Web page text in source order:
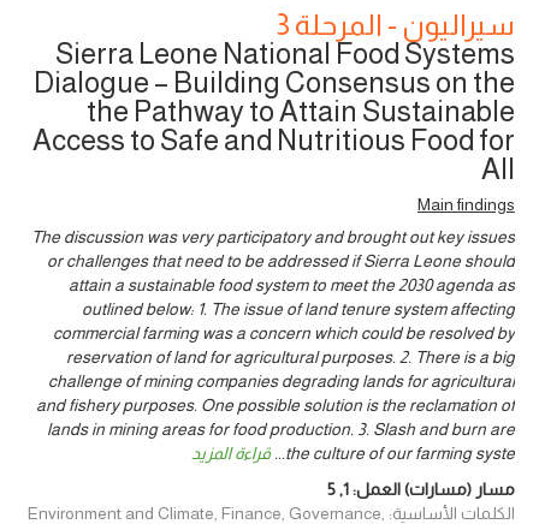
سيراليون - المرحلة 3
Sierra Leone National Food Systems
Dialogue – Building Consensus on the
the Pathway to Attain Sustainable
Access to Safe and Nutritious Food for
All
Main findings
The discussion was very participatory and brought out key issues
or challenges that need to be addressed if Sierra Leone should
attain a sustainable food system to meet the 2030 agenda as
outlined below: 1. The issue of land tenure system affecting
commercial farming was a concern which could be resolved by
reservation of land for agricultural purposes. 2. There is a big
challenge of mining companies degrading lands for agricultural
and fishery purposes. One possible solution is the reclamation of
lands in mining areas for food production. 3. Slash and burn are
the culture of our farming syste
... قراءة المزيد
مسار (مسارات) العمل:1
,
5
الكلمات الأساسية: Environment and Climate, Finance, Governance,